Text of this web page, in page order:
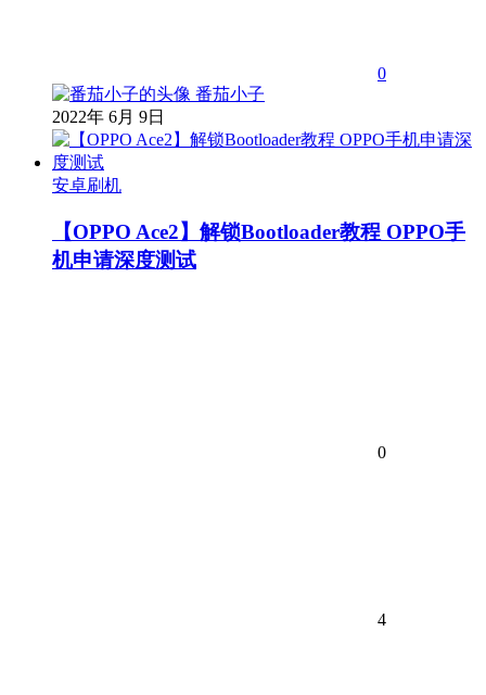
0
番茄小子
2022年 6月 9日
安卓刷机
【OPPO Ace2】解锁Bootloader教程 OPPO手
机申请深度测试
0
4